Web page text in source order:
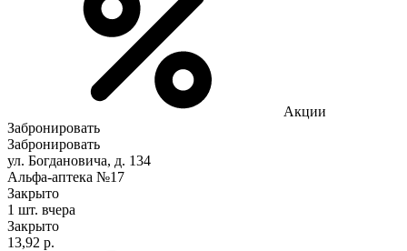
Акции
Забронировать
Забронировать
ул. Богдановича, д. 134
Альфа-аптека №17
Закрыто
1 шт. вчера
Закрыто
13,92 р.